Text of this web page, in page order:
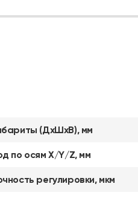
(ДхШхВ), мм
по осям X/Y/Z, мм
регулировки, мкм